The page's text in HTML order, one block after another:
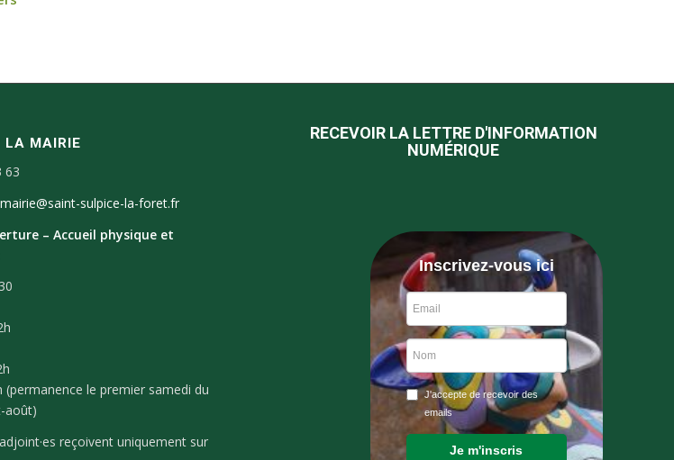
LA MAIRIE
63
sulpice-la-foret.fr
– Accueil physique et
(permanence le premier samedi du
août)
reçoivent uniquement sur
RECEVOIR LA LETTRE D'INFORMATION
NUMÉRIQUE
Inscrivez-vous ici
J'accepte de recevoir des
emails
Je m'inscris